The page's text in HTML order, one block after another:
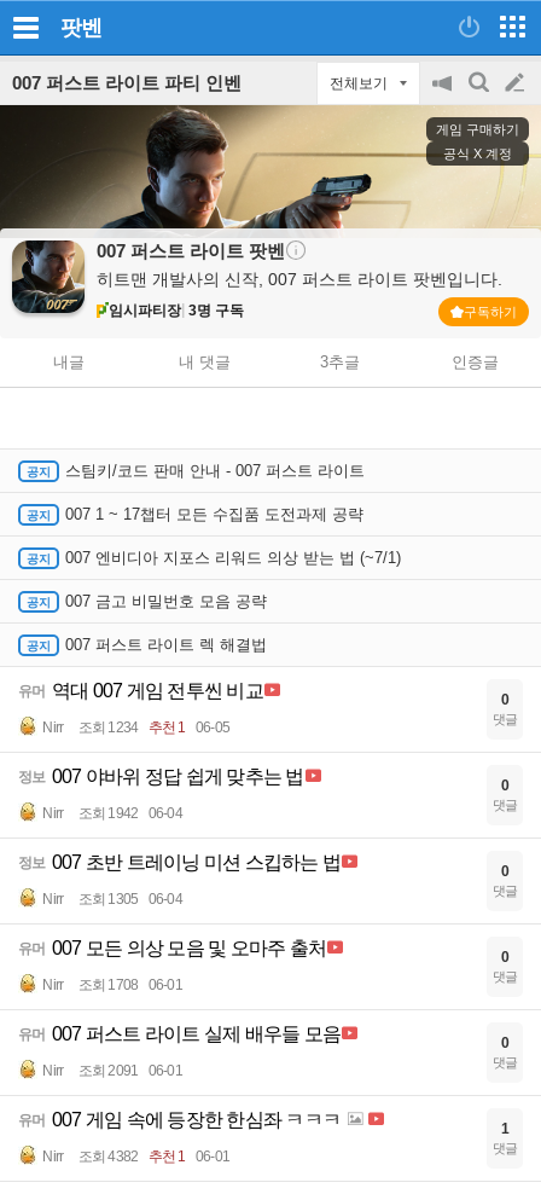
팟벤
007 퍼스트 라이트 파티 인벤 전체보기
공
지
on/off
검
색
글
쓰
기
게임 구매하기
공식 X 계정
007 퍼스트 라이트 팟벤
임시파티장 3명 구독
히트맨 개발사의 신작, 007 퍼스트 라이트 팟벤입니다.
구독하기
내글 내 댓글 3추글 인증글
스팀키/코드 판매 안내 - 007 퍼스트 라이트
007 1 ~ 17챕터 모든 수집품 도전과제 공략
007 엔비디아 지포스 리워드 의상 받는 법 (~7/1)
007 금고 비밀번호 모음 공략
007 퍼스트 라이트 렉 해결법
유머 역대 007 게임 전투씬 비교
Nirr 조회 1234 추천 1 06-05
0
댓글
정보 007 야바위 정답 쉽게 맞추는 법
Nirr 조회 1942 06-04
0
댓글
정보 007 초반 트레이닝 미션 스킵하는 법
Nirr 조회 1305 06-04
0
댓글
유머 007 모든 의상 모음 및 오마주 출처
Nirr 조회 1708 06-01
0
댓글
유머 007 퍼스트 라이트 실제 배우들 모음
Nirr 조회 2091 06-01
0
댓글
유머 007 게임 속에 등장한 한심좌 ㅋㅋㅋ
Nirr 조회 4382 추천 1 06-01
1
댓글